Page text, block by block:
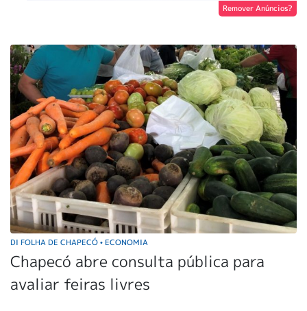
Remover Anúncios?
DI FOLHA DE CHAPECÓ • ECONOMIA
Chapecó abre consulta pública para
avaliar feiras livres